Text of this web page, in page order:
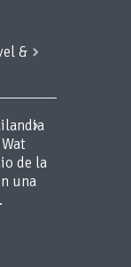
&
de la
una